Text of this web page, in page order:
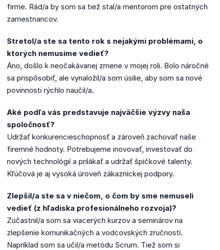
firme. Rád/a by som sa tiež stal/a mentorom pre ostatných
zamestnancov.
Stretol/a ste sa tento rok s nejakými problémami, o
ktorých nemusíme vedieť?
Áno, došlo k neočakávanej zmene v mojej roli. Bolo náročné
sa prispôsobiť, ale vynaložil/a som úsilie, aby som sa nové
povinnosti rýchlo naučil/a.
Aké podľa vás predstavuje najväčšie výzvy naša
spoločnosť?
Udržať konkurencieschopnosť a zároveň zachovať naše
firemné hodnoty. Potrebujeme inovovať, investovať do
nových technológií a prilákať a udržať špičkové talenty.
Kľúčová je aj vysoká úroveň zákazníckej podpory.
Zlepšil/a ste sa v niečom, o čom by sme nemuseli
vedieť (z hľadiska profesionálneho rozvoja)?
Zúčastnil/a som sa viacerých kurzov a seminárov na
zlepšenie komunikačných a vodcovských zručností.
Napríklad som sa učil/a metódu Scrum. Tiež som si